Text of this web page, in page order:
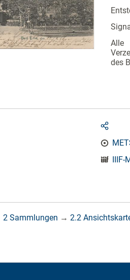
Alle
des
IIIF-
2 Sammlungen → 2.2